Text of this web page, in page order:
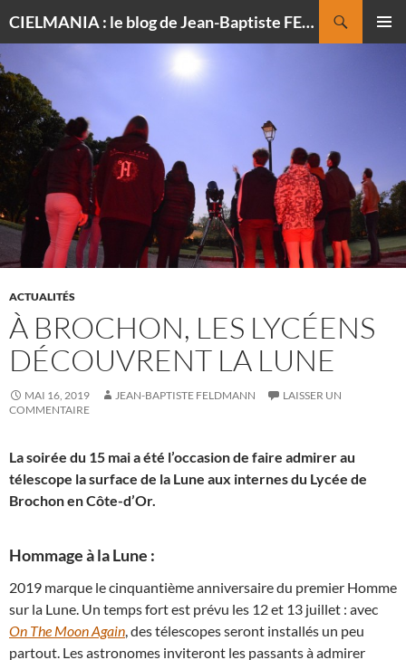
CIELMANIA : le blog de Jean-Baptiste FELDMANN, photographe du ciel
CONTENU
ACTUALITÉS
À BROCHON, LES LYCÉENS
DÉCOUVRENT LA LUNE
MAI 16, 2019 JEAN-BAPTISTE FELDMANN
LAISSER UN
COMMENTAIRE
La soirée du 15 mai a été l’occasion de faire admirer au
télescope la surface de la Lune aux internes du Lycée de
Brochon en Côte-d’Or.
Hommage à la Lune :
2019 marque le cinquantième anniversaire du premier Homme
sur la Lune. Un temps fort est prévu les 12 et 13 juillet : avec
On The Moon Again, des télescopes seront installés un peu
partout. Les astronomes inviteront les passants à admirer